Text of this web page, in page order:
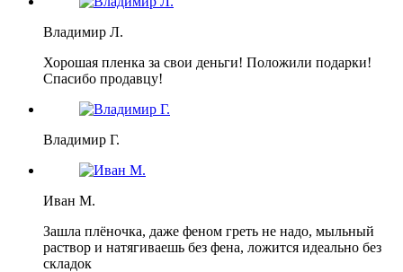
Владимир Л.
Хорошая пленка за свои деньги! Положили подарки!
Спасибо продавцу!
Владимир Г.
Иван М.
Зашла плёночка, даже феном греть не надо, мыльный
раствор и натягиваешь без фена, ложится идеально без
складок